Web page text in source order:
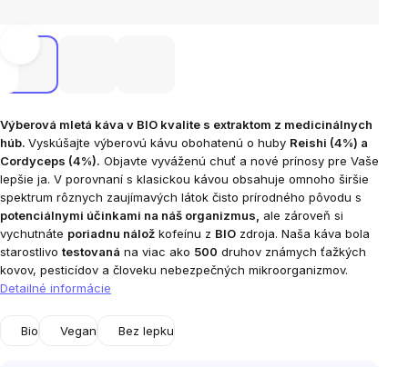
Výberová mletá káva v BIO kvalite s extraktom z medicinálnych
húb. Vyskúšajte výberovú kávu obohatenú o huby Reishi (4%) a
Cordyceps (4%). Objavte vyváženú chuť a nové prínosy pre Vaše
lepšie ja. V porovnaní s klasickou kávou obsahuje omnoho širšie
spektrum rôznych zaujímavých látok čisto prírodného pôvodu s
potenciálnymi účinkami na náš organizmus,
ale zároveň si
vychutnáte poriadnu nálož kofeínu z BIO zdroja. Naša káva bola
starostlivo testovaná na viac ako 500 druhov známych ťažkých
kovov, pesticídov a človeku nebezpečných mikroorganizmov.
Detailné informácie
Bio Vegan Bez lepku